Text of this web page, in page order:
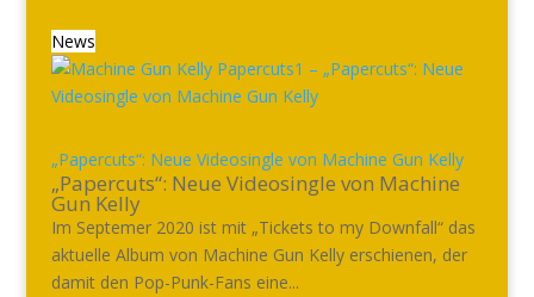
News
„Papercuts“: Neue Videosingle von Machine Gun Kelly
„Papercuts“: Neue Videosingle von Machine
Gun Kelly
Im Septemer 2020 ist mit „Tickets to my Downfall“ das
aktuelle Album von Machine Gun Kelly erschienen, der
damit den Pop-Punk-Fans eine...